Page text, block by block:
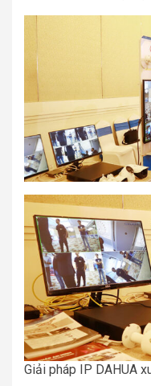
Giải pháp IP DAHUA